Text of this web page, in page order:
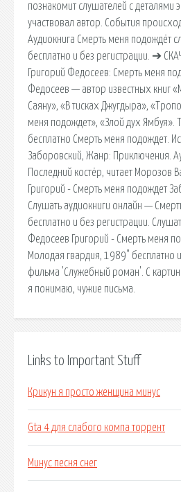
познакомит слушателей с деталями
участвовал автор. События
Аудиокнига Смерть меня подождёт
бесплатно и без регистрации. ➔
Григорий Федосеев: Смерть меня
Федосеев — автор известных книг
Саяну», «В тисках Джугдыра»,
меня подождет», «Злой дух Ямбуя».
бесплатно Смерть меня подождет.
Заборовский, Жанр: Приключения.
Последний костёр, читает Морозов
Григорий - Смерть меня подождет
Слушать аудиокниги онлайн —
бесплатно и без регистрации.
Федосеев Григорий - Смерть меня
Молодая гвардия, 1989" бесплатно и
фильма 'Служебный роман'. С
я понимаю, чужие письма.
Links to Important Stuff
Крикун я просто женщина минус
Gta 4 для слабого компа торрент
Минус песня снег